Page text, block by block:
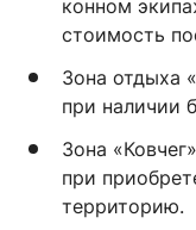
конном
стоимость
Зона отдыха
при наличии
Зона
при
территорию.